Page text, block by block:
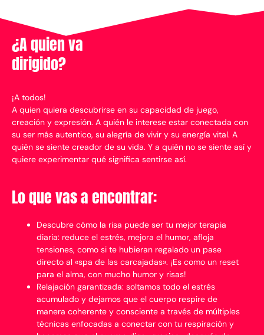
¿A quien va
dirigido?
¡A todos!
A quien quiera descubrirse en su capacidad de juego,
creación y expresión. A quién le interese estar conectada con
su ser más autentico, su alegría de vivir y su energía vital. A
quién se siente creador de su vida. Y a quién no se siente así y
quiere experimentar qué significa sentirse así.
Lo que vas a encontrar:
Descubre cómo la risa puede ser tu mejor terapia
diaria: reduce el estrés, mejora el humor, afloja
tensiones, como si te hubieran regalado un pase
directo al «spa de las carcajadas». ¡Es como un reset
para el alma, con mucho humor y risas!
Relajación garantizada: soltamos todo el estrés
acumulado y dejamos que el cuerpo respire de
manera coherente y consciente a través de múltiples
técnicas enfocadas a conectar con tu respiración y